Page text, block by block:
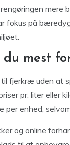
fokus på
mest
til fjerkræ uden
pr. liter eller
enhed,
og online